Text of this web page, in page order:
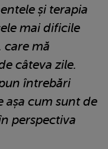
și terapia
mai dificile
care mă
câteva zile.
întrebări
așa cum sunt de
perspectiva